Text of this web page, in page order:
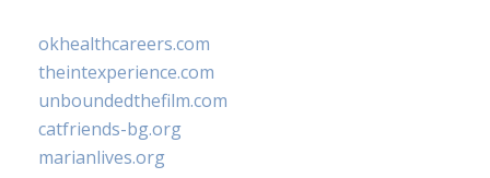
okhealthcareers.com
theintexperience.com
unboundedthefilm.com
catfriends-bg.org
marianlives.org